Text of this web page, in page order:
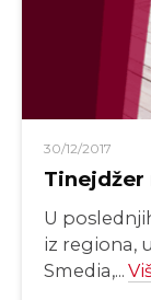
30/12/2017
Tinejdžer
U
iz regiona,
Smedia,...